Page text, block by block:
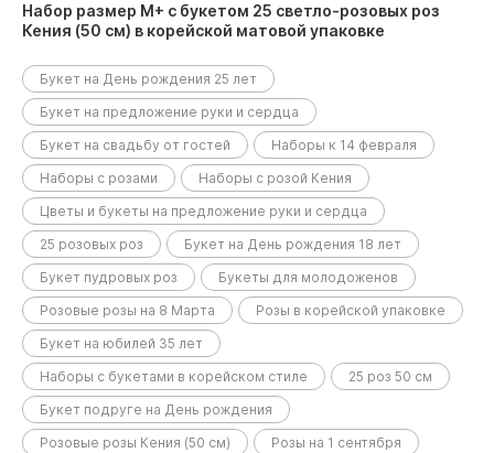
Набор размер М+ с букетом 25 светло-розовых роз
Кения (50 см) в корейской матовой упаковке
Букет на День рождения 25 лет
Букет на предложение руки и сердца
Букет на свадьбу от гостей
Наборы к 14 февраля
Наборы с розами
Наборы с розой Кения
Цветы и букеты на предложение руки и сердца
25 розовых роз
Букет на День рождения 18 лет
Букет пудровых роз
Букеты для молодоженов
Розовые розы на 8 Марта
Розы в корейской упаковке
Букет на юбилей 35 лет
Наборы с букетами в корейском стиле
25 роз 50 см
Букет подруге на День рождения
Розовые розы Кения (50 см)
Розы на 1 сентября